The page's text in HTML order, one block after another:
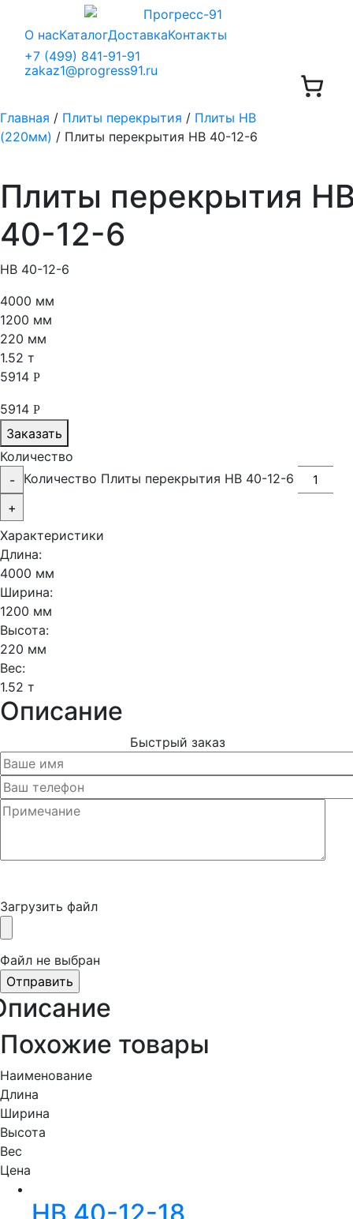
О насКаталогДоставкаКонтакты
+7 (499) 841-91-91
zakaz1@progress91.ru
Главная / Плиты перекрытия / Плиты НВ
(220мм) / Плиты перекрытия НВ 40-12-6
Плиты перекрытия
40-12-6
НВ 40-12-6
4000 мм
1200 мм
220 мм
1.52 т
5914 Р
5914 Р
Заказать
Количество
-
Количество Плиты перекрытия НВ 40-12-6
+
Характеристики
Длина:
4000 мм
Ширина:
1200 мм
Высота:
220 мм
Вес:
1.52 т
Описание
Быстрый заказ
Загрузить файл
Файл не выбран
Похожие товары
Наименование
Длина
Ширина
Высота
Вес
Цена